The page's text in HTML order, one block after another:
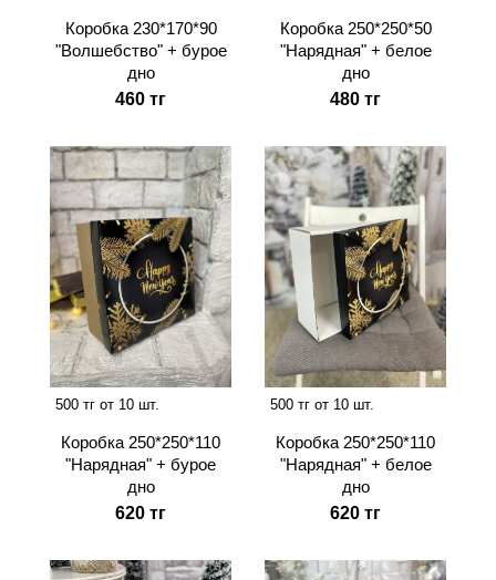
Коробка 230*170*90
"Волшебство" + бурое
дно
460 тг
Коробка 250*250*50
"Нарядная" + белое
дно
480 тг
500 тг от 10 шт.
Коробка 250*250*110
"Нарядная" + бурое
дно
620 тг
500 тг от 10 шт.
Коробка 250*250*110
"Нарядная" + белое
дно
620 тг